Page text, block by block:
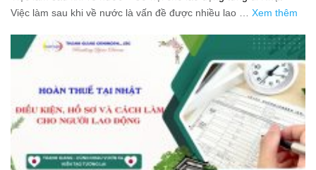
Việc làm sau khi về nước là vấn đề được nhiều lao … Xem thêm